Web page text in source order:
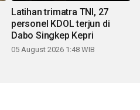
Latihan trimatra TNI, 27
personel KDOL terjun di
Dabo Singkep Kepri
05 August 2026 1:48 WIB